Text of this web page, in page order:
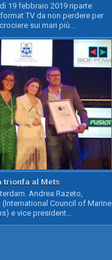
19 febbraio 2019 riparte
TV da non perdere per
sui mari più...
trionfa al Mets
Andrea Razeto,
Council of Marine
e vice president...